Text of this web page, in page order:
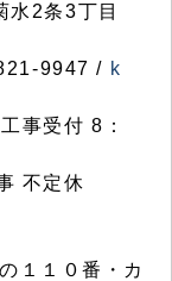
2条3丁目
9947 / k
事受付 8：
不定休
１１０番・カ